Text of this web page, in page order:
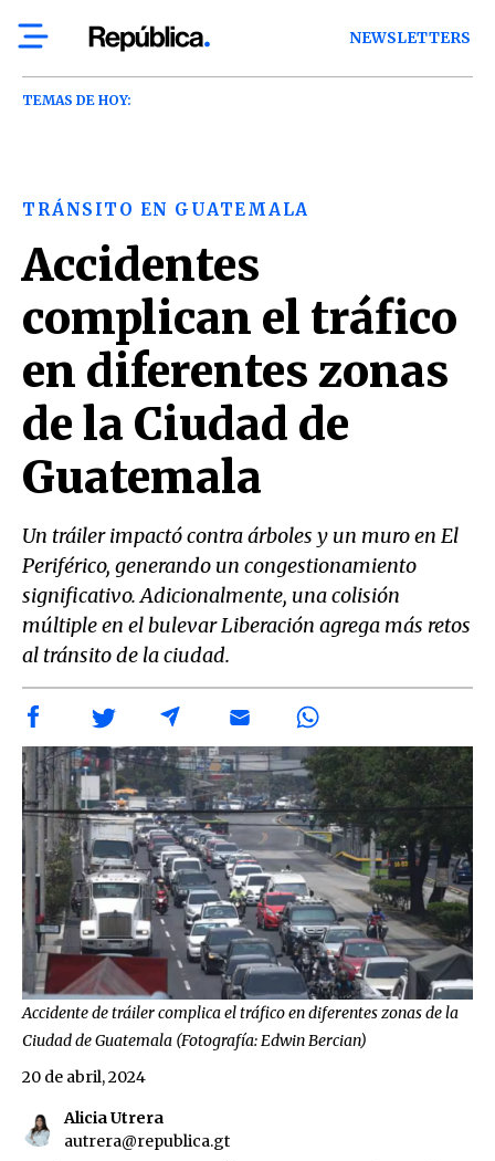
NEWSLETTERS
TEMAS DE HOY:
TRÁNSITO EN GUATEMALA
Accidentes
complican el tráfico
en diferentes zonas
de la Ciudad de
Guatemala
Un tráiler impactó contra árboles y un muro en El
Periférico, generando un congestionamiento
significativo. Adicionalmente, una colisión
múltiple en el bulevar Liberación agrega más retos
al tránsito de la ciudad.
Accidente de tráiler complica el tráfico en diferentes zonas de la
Ciudad de Guatemala (Fotografía: Edwin Bercian)
Alicia Utrera
autrera@republica.gt
20 de abril, 2024